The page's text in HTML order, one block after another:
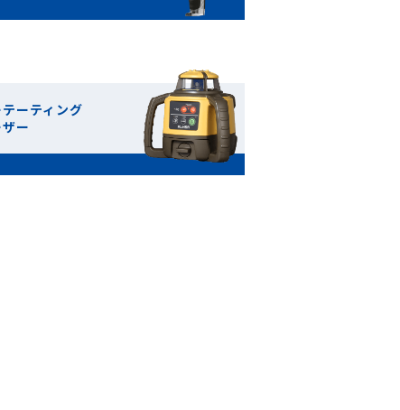
テーティング
ー